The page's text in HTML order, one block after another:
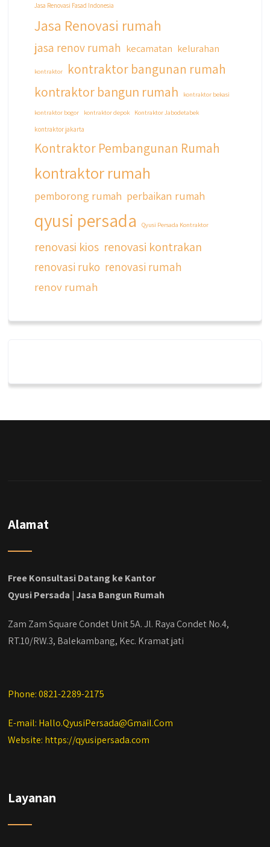
Jasa Renovasi Fasad Indonesia
Jasa Renovasi rumah
jasa renov rumah kecamatan kelurahan
kontraktor
kontraktor bangunan rumah
kontraktor bangun rumah
kontraktor bekasi
kontraktor bogor kontraktor depok
Kontraktor Jabodetabek
kontraktor jakarta
Kontraktor Pembangunan Rumah
kontraktor rumah
pemborong rumah perbaikan rumah
qyusi persada Qyusi Persada Kontraktor
renovasi kios renovasi kontrakan
renovasi ruko renovasi rumah
renov rumah
Alamat
Free Konsultasi Datang ke Kantor
Qyusi Persada | Jasa Bangun Rumah
Zam Zam Square Condet Unit 5A. Jl. Raya Condet No.4,
RT.10/RW.3, Balekambang, Kec. Kramat jati
Phone: 0821-2289-2175
E-mail: Hallo.QyusiPersada@Gmail.Com
Website: https://qyusipersada.com
Layanan